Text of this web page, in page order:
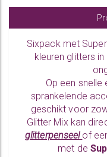
Sixpack met
kleuren glitters
Op een snelle
sprankelende
geschikt voor
Glitter Mix kan
glitterpenseel of
met de